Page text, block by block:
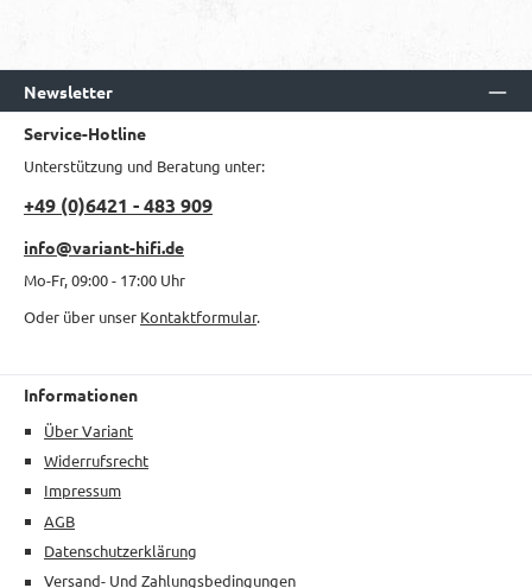
Newsletter
Service-Hotline
Unterstützung und Beratung unter:
+49 (0)6421 - 483 909
info@variant-hifi.de
Mo-Fr, 09:00 - 17:00 Uhr
Oder über unser Kontaktformular.
Informationen
Über Variant
Widerrufsrecht
Impressum
AGB
Datenschutzerklärung
Versand- Und Zahlungsbedingungen